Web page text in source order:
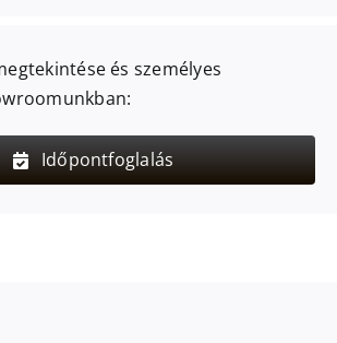
és személyes
Időpontfoglalás